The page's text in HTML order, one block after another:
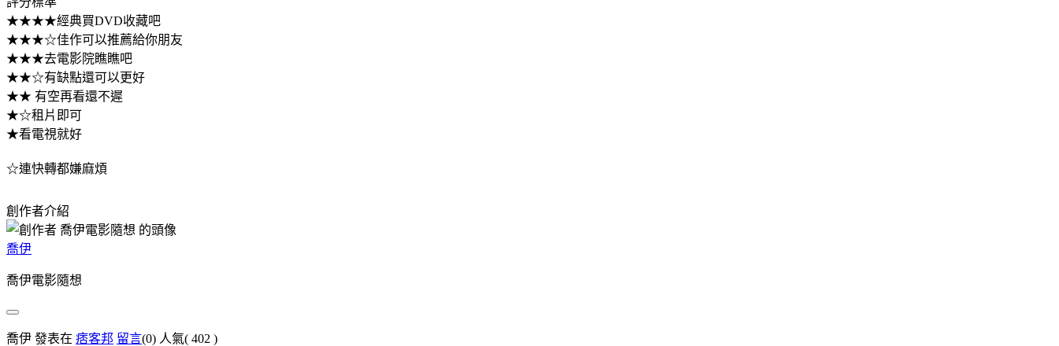
★★★★經典買DVD收藏吧
★★★☆佳作可以推薦給你朋友
★★★去電影院瞧瞧吧
★★☆有缺點還可以更好
★★ 有空再看還不遲
★☆租片即可
★看電視就好
☆連快轉都嫌麻煩
創作者介紹
喬伊
喬伊電影隨想
喬伊 發表在 痞客邦 留言(0) 人氣( 402 )